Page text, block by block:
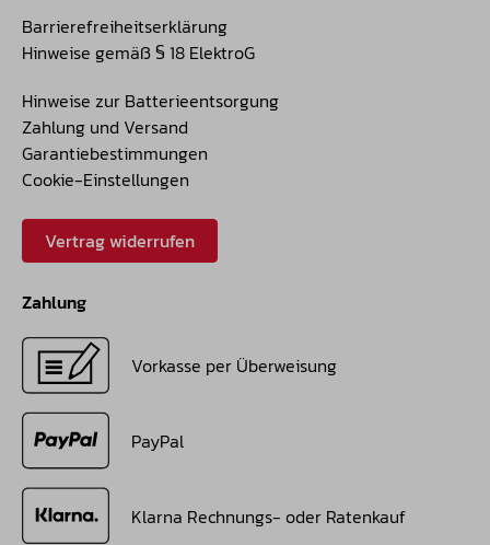
Barrierefreiheitserklärung
Hinweise gemäß § 18 ElektroG
Hinweise zur Batterieentsorgung
Zahlung und Versand
Garantiebestimmungen
Cookie-Einstellungen
Vertrag widerrufen
Zahlung
Vorkasse per Überweisung
PayPal
Klarna Rechnungs- oder Ratenkauf